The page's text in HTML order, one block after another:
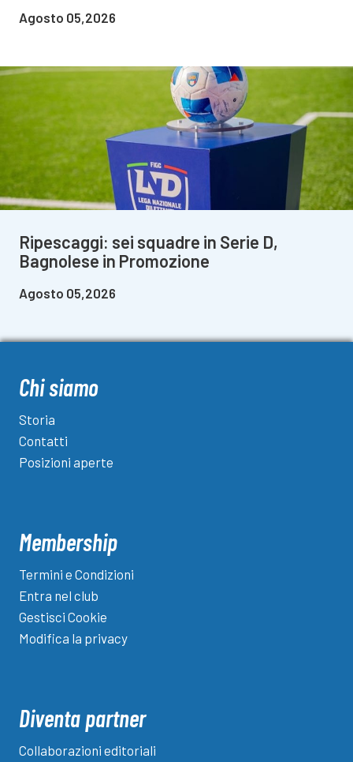
Agosto 05,2026
Ripescaggi: sei squadre in Serie D,
Bagnolese in Promozione
Agosto 05,2026
Chi siamo
Storia
Contatti
Posizioni aperte
Membership
Termini e Condizioni
Entra nel club
Gestisci Cookie
Modifica la privacy
Diventa partner
Collaborazioni editoriali